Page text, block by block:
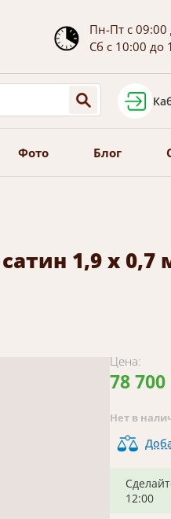
Пн-Пт с 09:00
Сб с 10:00 до
Фото Блог
1,9 х 0,7
Цена:
78 700
Нет в
12:00